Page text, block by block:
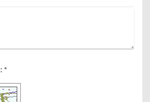
Captcha (Spam-Schutz-Code): *